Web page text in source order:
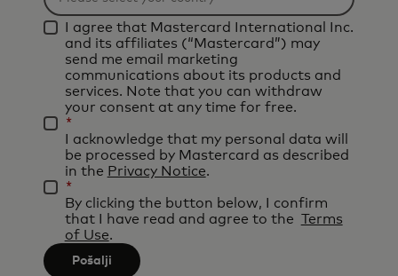
Filtering
will
applied
after
3
characters.
I agree that Mastercard International Inc.
and its affiliates (“Mastercard”) may
send me email marketing
communications about its products and
services. Note that you can withdraw
your consent at any time for free.
*
I acknowledge that my personal data will
be processed by Mastercard as described
in the Privacy Notice.
*
By clicking the button below, I confirm
that I have read and agree to the Terms
of Use.
Pošalji